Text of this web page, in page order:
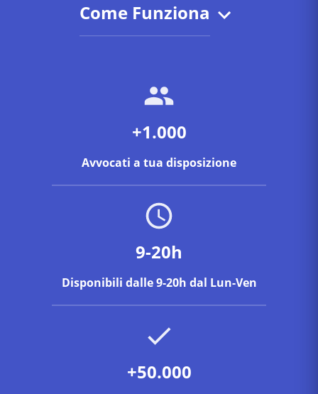
Come Funziona
+1.000
Avvocati a tua disposizione
9-20h
Disponibili dalle 9-20h dal Lun-Ven
+50.000